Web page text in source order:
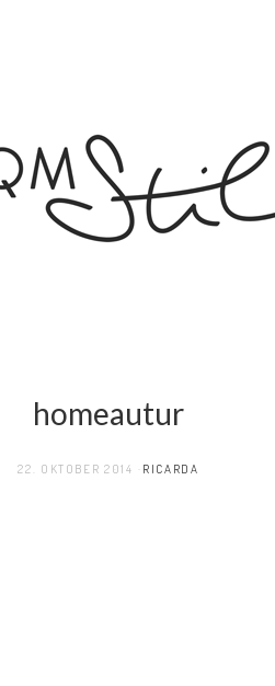
homeautur
22. OKTOBER 2014 RICARDA